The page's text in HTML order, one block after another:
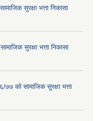
सुरक्षा भत्ता निकासा
सुरक्षा भत्ता निकासा
को सामाजिक सुरक्षा भत्ता